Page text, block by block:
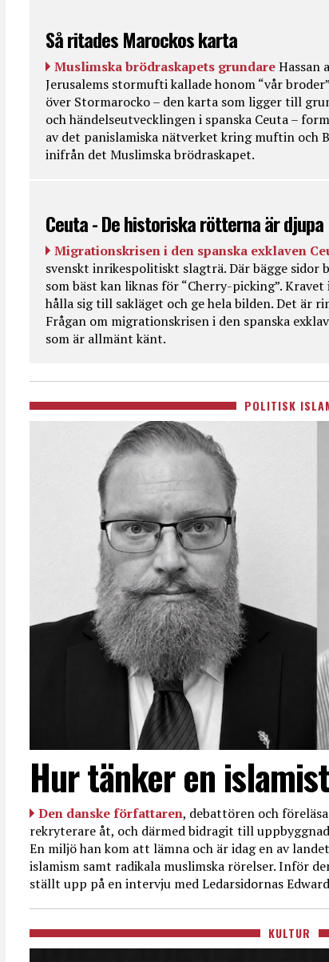
Så ritades Marockos karta
Muslimska brödraskapets grundareHassan
Jerusalems stormufti kallade honom “vår
över Stormarocko – den karta som ligger till
och händelseutvecklingen i spanska Ceuta –
av det panislamiska nätverket kring muftin och
inifrån det Muslimska brödraskapet.
Ceuta - De historiska rötterna är djupa
Migrationskrisen i den spanska exklaven
svenskt inrikespolitiskt slagträ. Där bägge sidor
som bäst kan liknas för “Cherry-picking”.
hålla sig till sakläget och ge hela bilden. Det är
Frågan om migrationskrisen i den spanska
som är allmänt känt.
POLITISK
Hur tänker en
Den danske författaren, debattören och
rekryterare åt, och därmed bidragit till
En miljö han kom att lämna och är idag en av
islamism samt radikala muslimska rörelser. Inför
ställt upp på en intervju med Ledarsidornas
KULTUR